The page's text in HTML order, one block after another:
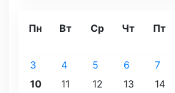
Пн Вт Ср Чт Пт
3
4 5 6 7
10
11 12 13 14